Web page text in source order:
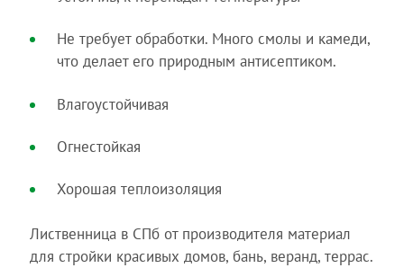
Не требует обработки. Много смолы и камеди,
что делает его природным антисептиком.
Влагоустойчивая
Огнестойкая
Хорошая теплоизоляция
Лиственница в СПб от производителя материал
для стройки красивых домов, бань, веранд, террас.